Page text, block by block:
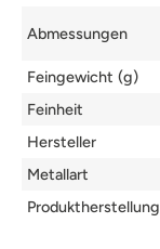
Abmessungen
Feingewicht (g)
Feinheit
Hersteller
Metallart
Produktherstellung